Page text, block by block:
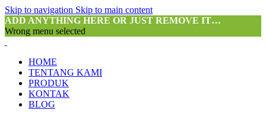
Skip to navigation Skip to main content
ADD ANYTHING HERE OR JUST REMOVE IT…
Wrong menu selected
HOME
TENTANG KAMI
PRODUK
KONTAK
BLOG